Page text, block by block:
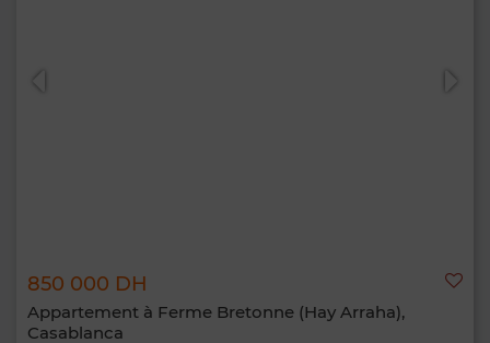
850 000 DH
Appartement à Ferme Bretonne (Hay Arraha),
Casablanca